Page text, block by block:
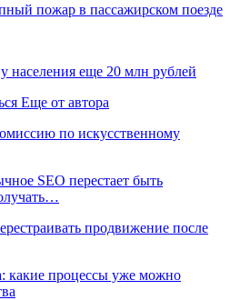
пожар в пассажирском поезде
населения еще 20 млн рублей
Еще от автора
по искусственному
SEO перестает быть
продвижение после
какие процессы уже можно